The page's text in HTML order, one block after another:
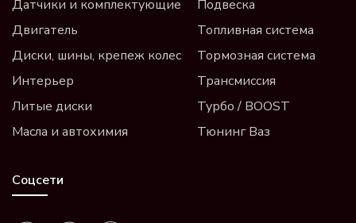
Датчики и комплектующие
Двигатель
Диски, шины, крепеж колес
Интерьер
Литые диски
Масла и автохимия
Подвеска
Топливная система
Тормозная система
Трансмиссия
Турбо / BOOST
Тюнинг Ваз
Соцсети